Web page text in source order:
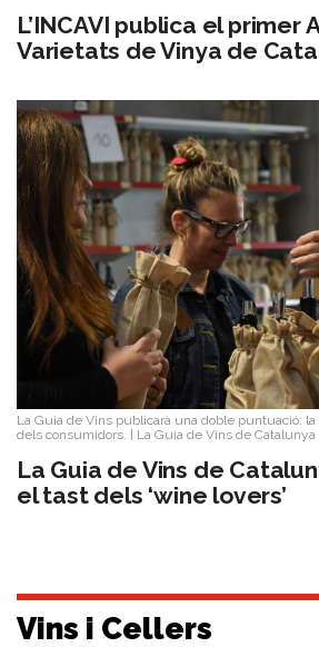
​L’INCAVI publica el primer
Varietats de Vinya de
La Guia de Vins publicarà una doble puntuació:
dels consumidors.
La Guia de Vins de Catalunya
​La Guia de Vins de
el tast dels ‘wine lovers’
Vins i Cellers